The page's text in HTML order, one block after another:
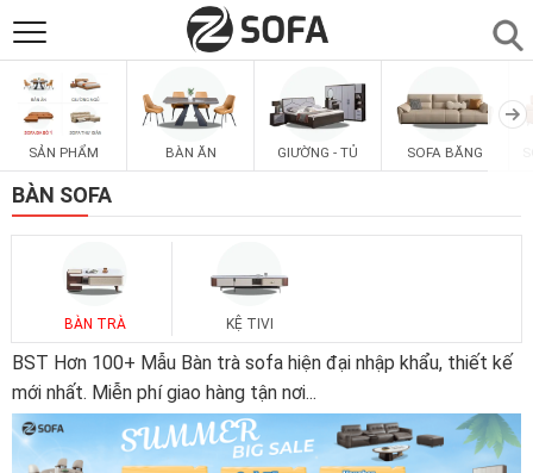
SẢN PHẨM
SOFAS
PHÒNG ĂN
PHÒNG NGỦ
PHÒNG KHÁCH
LIÊN HỆ
SẢN PHẨM BÀN ĂN GIƯỜNG - TỦ SOFA BĂNG
BÀN SOFA
BÀN TRÀ KỆ TIVI
BST Hơn 100+ Mẫu Bàn trà sofa hiện đại nhập khẩu, thiết kế
mới nhất. Miễn phí giao hàng tận nơi...